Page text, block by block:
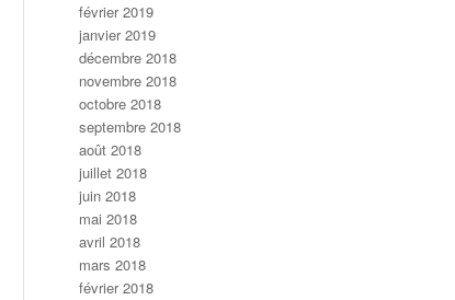
février 2019
janvier 2019
décembre 2018
novembre 2018
octobre 2018
septembre 2018
août 2018
juillet 2018
juin 2018
mai 2018
avril 2018
mars 2018
février 2018